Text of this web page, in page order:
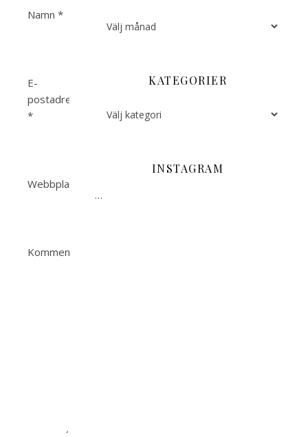
Namn *
E-
postadress
*
Webbplats
Kommentar
KATEGORIER
INSTAGRAM
…